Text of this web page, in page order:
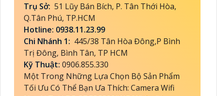
Trụ Sở: 51 Lũy Bán Bích, P. Tân Thới Hòa,
Q.Tân Phú, TP.HCM
Hotline: 0938.11.23.99
Chi Nhánh 1: 445/38 Tân Hòa Đông,P Bình
Trị Đông, Bình Tân, TP HCM
Kỹ Thuật: 0906.855.330
Một Trong Những Lựa Chọn Bộ Sản Phẩm
Tối Ưu Có Thể Bạn Ưa Thích: Camera Wifi